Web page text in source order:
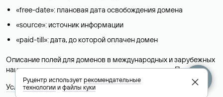
«free-date»: плановая дата освобождения домена
«source»: источник информации
«paid-till»: дата, до которой оплачен домен
Описание полей для доменов в международных и зарубежных
национальных доменах представлены в разделе «Помощь».
Условия использования Whois-сервиса
Руцентр используетрекомендательные
технологииифайлы куки